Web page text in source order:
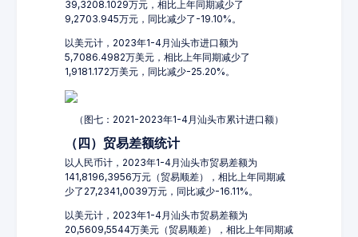
39,3208.1029万元，相比上年同期减少了
9,2703.945万元，同比减少了-19.10%。
以美元计，2023年1-4月汕头市进口额为
5,7086.4982万美元，相比上年同期减少了
1,9181.172万美元，同比减少-25.20%。
（图七：2021-2023年1-4月汕头市累计进口额）
（四）贸易差额统计
以人民币计，2023年1-4月汕头市贸易差额为
141,8196,3956万元（贸易顺差），相比上年同期减
少了27,2341,0039万元，同比减少-16.11%。
以美元计，2023年1-4月汕头市贸易差额为
20,5609,5544万美元（贸易顺差），相比上年同期减